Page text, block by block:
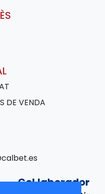
DE VENDA
Col·laborador